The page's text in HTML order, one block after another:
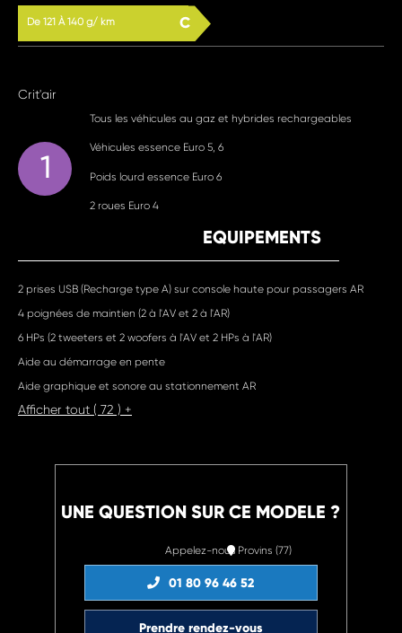
De 121 À 140 g/ km C
Crit'air
1
Tous les véhicules au gaz et hybrides rechargeables
Véhicules essence Euro 5, 6
Poids lourd essence Euro 6
2 roues Euro 4
EQUIPEMENTS
2 prises USB (Recharge type A) sur console haute pour passagers AR
4 poignées de maintien (2 à l'AV et 2 à l'AR)
6 HPs (2 tweeters et 2 woofers à l'AV et 2 HPs à l'AR)
Aide au démarrage en pente
Aide graphique et sonore au stationnement AR
Afficher tout ( 72 ) +
UNE QUESTION SUR CE MODELE ?
Appelez-nous
01 80 96 46 52
Provins (77)
Prendre rendez-vous